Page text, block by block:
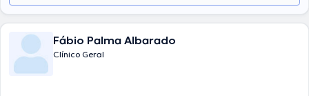
Fábio Palma Albarado
Clínico Geral